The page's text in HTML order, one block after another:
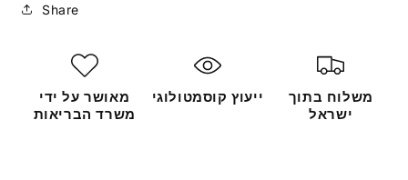
Share
מאושר על ידי
משרד הבריאות
ייעוץ קוסמטולוגי
משלוח בתוך
ישראל